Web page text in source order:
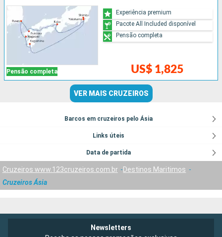
Pensão completa US$ 1,825
Experiência premium
Pacote All Included disponível
Pensão completa
VER MAIS CRUZEIROS
Barcos em cruzeiros pelo Ásia
Links úteis
Data de partida
Cruzeiros www.123cruzeiros.com.br
Destinos Maritimos
Cruzeiros Ásia
Newsletters